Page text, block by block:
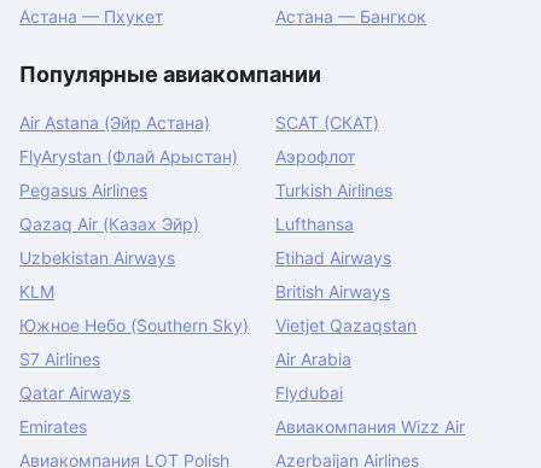
Астана — Пхукет
Астана — Бангкок
Популярные авиакомпании
Air Astana (Эйр Астана)
SCAT (СКАТ)
FlyArystan (Флай Арыстан)
Аэрофлот
Pegasus Airlines
Turkish Airlines
Qazaq Air (Казах Эйр)
Lufthansa
Uzbekistan Airways
Etihad Airways
KLM
British Airways
Южное Небо (Southern Sky)
Vietjet Qazaqstan
S7 Airlines
Air Arabia
Qatar Airways
Flydubai
Emirates
Авиакомпания Wizz Air
Авиакомпания LOT Polish
Azerbaijan Airlines